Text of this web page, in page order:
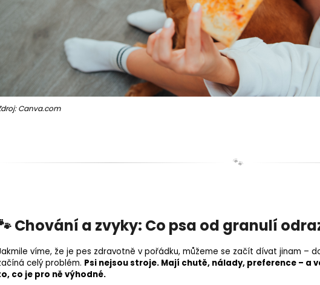
Canva.com
🐾
Chování a zvyky: Co psa od granulí
víme, že je pes zdravotně v pořádku, můžeme se začít dívat jinam –
celý problém. Psi nejsou stroje. Mají chutě, nálady, preference – a
co je pro ně výhodné.